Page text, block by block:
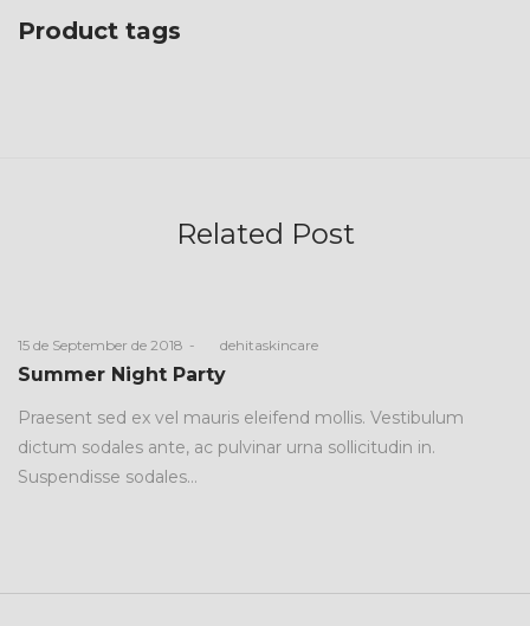
Product tags
Related Post
Posted
on
15 de September de 2018 bydehitaskincare
Summer Night Party
Praesent sed ex vel mauris eleifend mollis. Vestibulum
dictum sodales ante, ac pulvinar urna sollicitudin in.
Suspendisse sodales…